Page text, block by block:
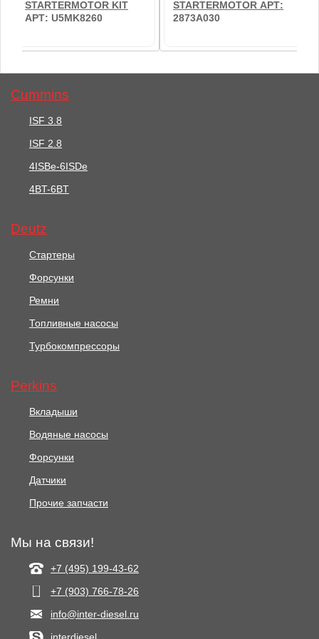
STARTERMOTOR KIT
АРТ: U5MK8260
30589 руб.
Стартер /
STARTERMOTOR АРТ:
2873A030
Cummins
ISF 3.8
ISF 2.8
4ISBe-6ISDe
4BT-6BT
Deutz
Стартеры
Форсунки
Ремни
Топливные насосы
Турбокомпрессоры
Perkins
Вкладыши
Водяные насосы
Форсунки
Датчики
Прочие запчасти
Мы на связи!
+7 (495) 199-43-62
+7 (903) 766‑78-26
info@inter-diesel.ru
interdiesel